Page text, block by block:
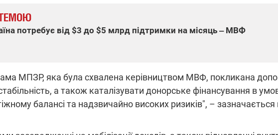
потребує від $3 до $5 млрд підтримки на місяць ‒ МВФ
МПЗР, яка була схвалена керівництвом МВФ, покликана
а також каталізувати донорське фінансування в
балансі та надзвичайно високих ризиків", – зазначається
графіки відключень – подробиці
браслет стеження
08.09.2025 12:09
Підтримай
11.08.2025 15:16
Працюють на